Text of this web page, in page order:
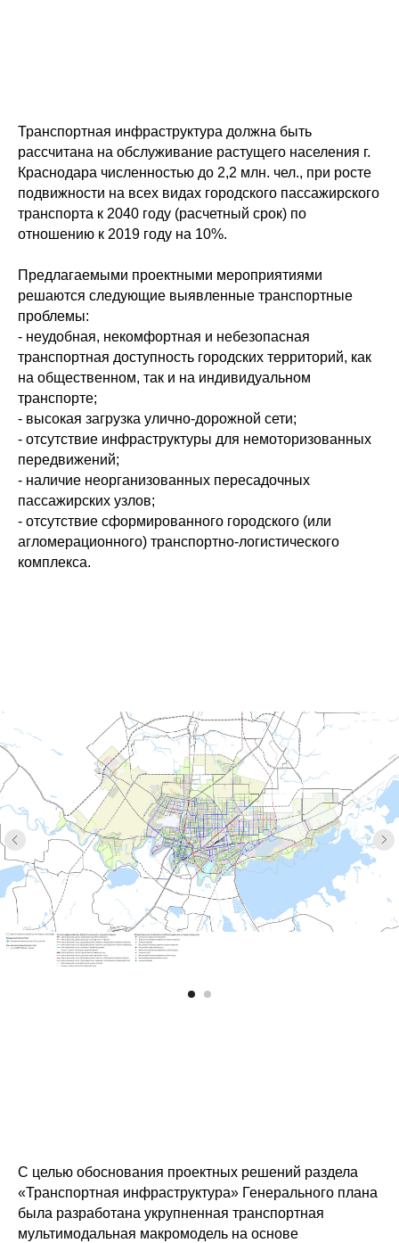
Транспортная инфраструктура должна быть
рассчитана на обслуживание растущего населения г.
Краснодара численностью до 2,2 млн. чел., при росте
подвижности на всех видах городского пассажирского
транспорта к 2040 году (расчетный срок) по
отношению к 2019 году на 10%.
Предлагаемыми проектными мероприятиями
решаются следующие выявленные транспортные
проблемы:
- неудобная, некомфортная и небезопасная
транспортная доступность городских территорий, как
на общественном, так и на индивидуальном
транспорте;
- высокая загрузка улично-дорожной сети;
- отсутствие инфраструктуры для немоторизованных
передвижений;
- наличие неорганизованных пересадочных
пассажирских узлов;
- отсутствие сформированного городского (или
агломерационного) транспортно-логистического
комплекса.
С целью обоснования проектных решений раздела
«Транспортная инфраструктура» Генерального плана
была разработана укрупненная транспортная
мультимодальная макромодель на основе